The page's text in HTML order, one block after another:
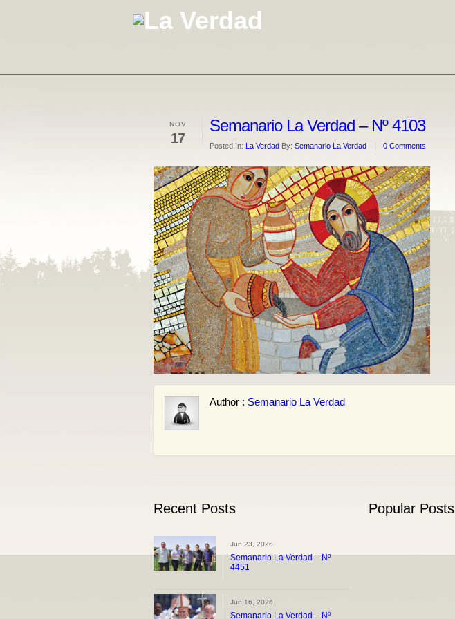
NOV
17
Semanario La Verdad – Nº 4103
Posted In: La Verdad By: Semanario La Verdad 0 Comments
Author : Semanario La Verdad
Recent Posts
Jun 23, 2026
Semanario La Verdad – Nº
4451
Jun 16, 2026
Semanario La Verdad – Nº
Popular Posts